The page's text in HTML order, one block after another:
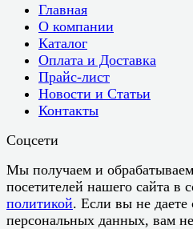
Главная
О компании
Каталог
Оплата и Доставка
Прайс-лист
Новости и Статьи
Контакты
Соцсети
Мы получаем и
посетителей нашего сайта в
политикой. Если вы не даете
персональных данных, вам